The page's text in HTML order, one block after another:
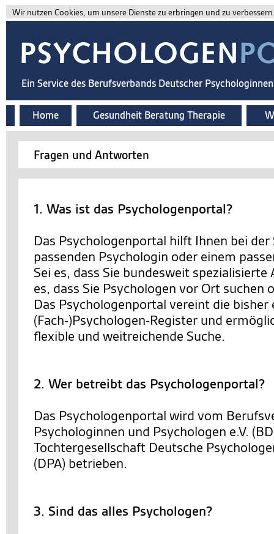
Wir nutzen Cookies, um unsere Dienste zu erbringen und zu
Ein Service des Berufsverbands Deutscher
Home Gesundheit Beratung Therapie
Fragen und Antworten
1. Was ist das Psychologenportal?
Das Psychologenportal hilft Ihnen bei der
passenden Psychologin oder einem
Sei es, dass Sie bundesweit spezialisierte
es, dass Sie Psychologen vor Ort suchen
Das Psychologenportal vereint die bisher
(Fach-)Psychologen-Register und
flexible und weitreichende Suche.
2. Wer betreibt das Psychologenportal?
Das Psychologenportal wird vom
Psychologinnen und Psychologen e.V.
Tochtergesellschaft Deutsche
(DPA) betrieben.
3. Sind das alles Psychologen?